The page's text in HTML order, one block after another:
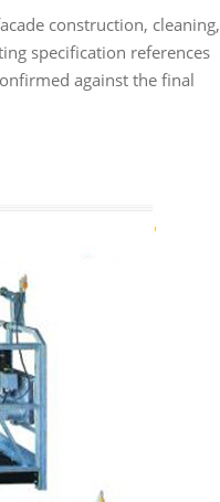
construction, cleaning,
specification references
against the final